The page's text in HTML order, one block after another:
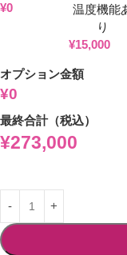
¥0
温度機能
り
¥15,000
オプション金額
¥0
最終合計（税込）
¥273,000